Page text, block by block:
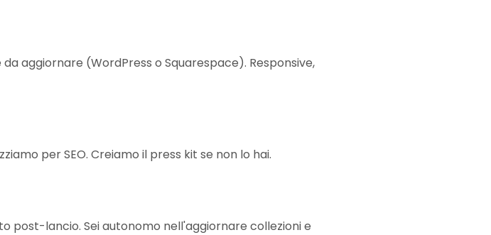
aggiornare (WordPress o Squarespace). Responsive,
per SEO. Creiamo il press kit se non lo hai.
post-lancio. Sei autonomo nell'aggiornare collezioni e